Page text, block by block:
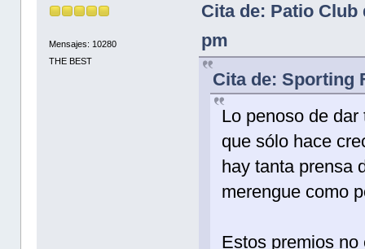
Mensajes: 10280
THE BEST
Cita de: Patio Club
pm
Cita de: Sporting
Lo penoso de
que sólo hace
hay tanta prensa
merengue como
Estos premios no